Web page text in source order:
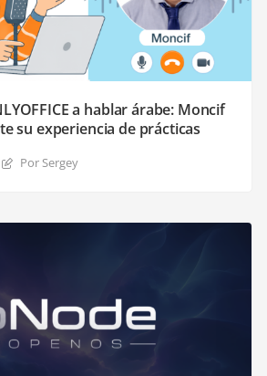
a hablar árabe: Moncif
su experiencia de prácticas
Por Sergey